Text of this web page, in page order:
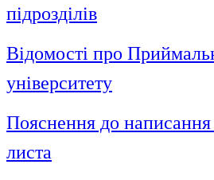
підрозділів
Відомості про
університету
Пояснення до написання
листа